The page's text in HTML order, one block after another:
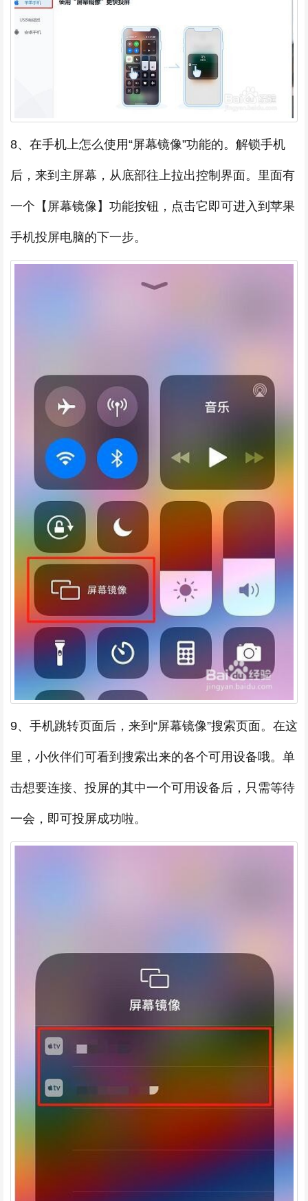
8、在手机上怎么使用“屏幕镜像”功能的。解锁手机
后，来到主屏幕，从底部往上拉出控制界面。里面有
一个【屏幕镜像】功能按钮，点击它即可进入到苹果
手机投屏电脑的下一步。
9、手机跳转页面后，来到“屏幕镜像”搜索页面。在这
里，小伙伴们可看到搜索出来的各个可用设备哦。单
击想要连接、投屏的其中一个可用设备后，只需等待
一会，即可投屏成功啦。